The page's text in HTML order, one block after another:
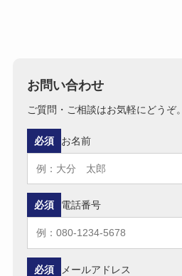
お問い合わせ
ご質問・ご相談はお気軽にどうぞ。
お名前
必須
電話番号
必須
メールアドレス
必須